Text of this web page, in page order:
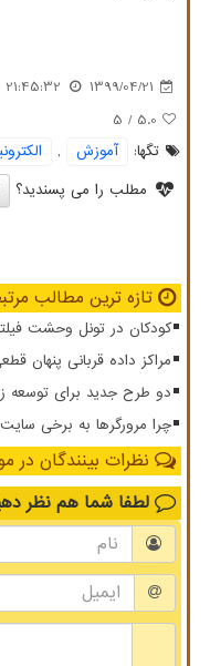
1399/04/21
21:45:32
5.0
/ 5
تگها:
آموزش ,
مطلب را می پسندید؟
تازه ترین مطالب
کودکان در تونل وحشت
مراکز داده قربانی پنهان
دو طرح جدید برای توسعه
چرا مرورگرها به برخی
نظرات بینندگان در
لطفا شما هم نظر